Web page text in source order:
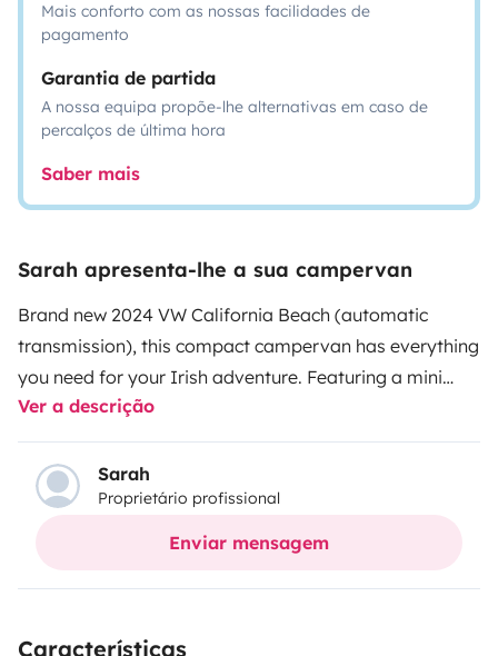
Mais conforto com as nossas facilidades de
pagamento
Garantia de partida
A nossa equipa propõe-lhe alternativas em caso de
percalços de última hora
Saber mais
Sarah apresenta-lhe a sua campervan
Brand new 2024 VW California Beach (automatic
transmission), this compact campervan has everything
you need for your Irish adventure. Featuring a mini
kitchen, outdoor tables and chairs and 2 double
beds.Vehicle pick up is between 2-4.30 and returns
before 11.Security Deposit
in the price, with an excess of €3,000, this can be paid
when you arrive and will be fully refunded once the
unlimited mileage included also. Please see our excess
Ver a descrição
Sarah
Proprietário profissional
Enviar mensagem
Características